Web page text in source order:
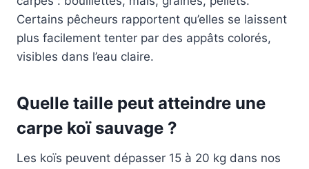
Certains pêcheurs rapportent qu’elles se laissent
plus facilement tenter par des appâts colorés,
visibles dans l’eau claire.
Quelle taille peut atteindre une
carpe koï sauvage ?
Les koïs peuvent dépasser 15 à 20 kg dans nos